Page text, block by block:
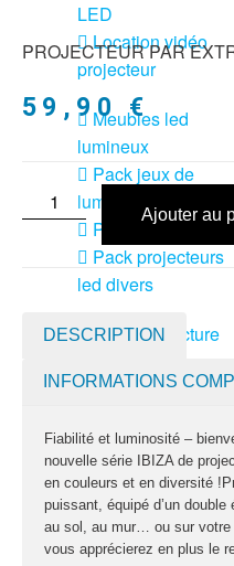
LED
Location vidéo
projecteur
Meubles led
lumineux
Pack jeux de
lumière + fog
Pack lyres led
Pack projecteurs
led divers
Pied et structure
Projecteurs led
LOCATION
MACHINE À
Machines à
brouillard
PROJECTEUR PAR
59,90€
Ajouter au
DESCRIPTION
INFORMATIONS
Fiabilité et luminosité –
nouvelle série IBIZA de
en couleurs et en diversité
puissant, équipé d’un
au sol, au mur… ou sur votre
vous apprécierez en plus le